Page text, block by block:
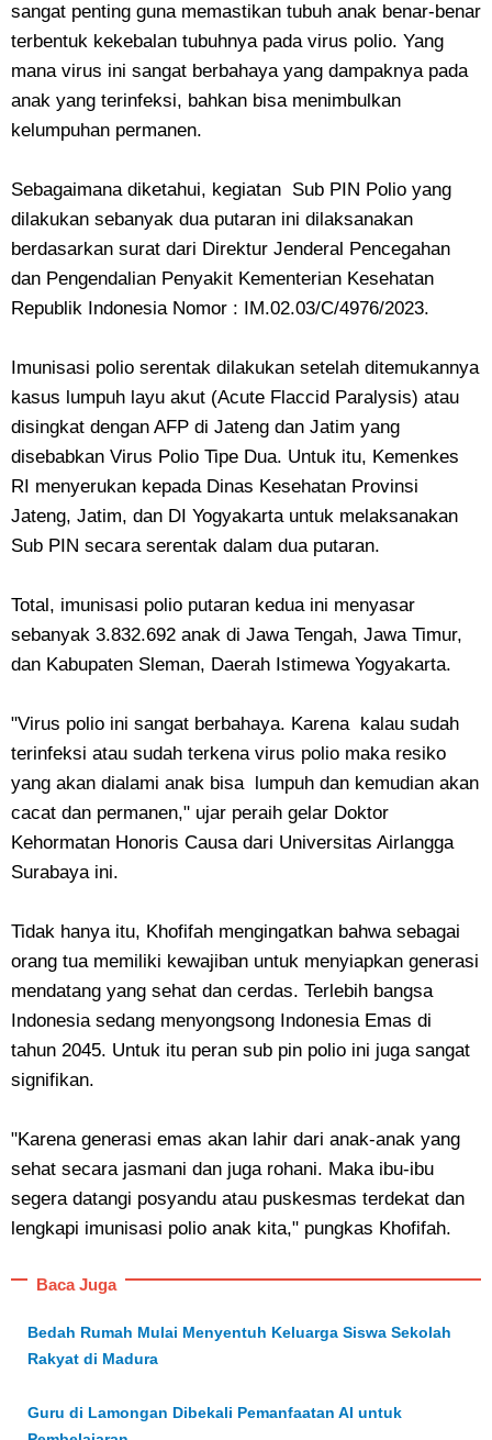
sangat penting guna memastikan tubuh anak benar-benar
terbentuk kekebalan tubuhnya pada virus polio. Yang
mana virus ini sangat berbahaya yang dampaknya pada
anak yang terinfeksi, bahkan bisa menimbulkan
kelumpuhan permanen.
Sebagaimana diketahui, kegiatan Sub PIN Polio yang
dilakukan sebanyak dua putaran ini dilaksanakan
berdasarkan surat dari Direktur Jenderal Pencegahan
dan Pengendalian Penyakit Kementerian Kesehatan
Republik Indonesia Nomor : IM.02.03/C/4976/2023.
Imunisasi polio serentak dilakukan setelah ditemukannya
kasus lumpuh layu akut (Acute Flaccid Paralysis) atau
disingkat dengan AFP di Jateng dan Jatim yang
disebabkan Virus Polio Tipe Dua. Untuk itu, Kemenkes
RI menyerukan kepada Dinas Kesehatan Provinsi
Jateng, Jatim, dan DI Yogyakarta untuk melaksanakan
Sub PIN secara serentak dalam dua putaran.
Total, imunisasi polio putaran kedua ini menyasar
sebanyak 3.832.692 anak di Jawa Tengah, Jawa Timur,
dan Kabupaten Sleman, Daerah Istimewa Yogyakarta.
"Virus polio ini sangat berbahaya. Karena kalau sudah
terinfeksi atau sudah terkena virus polio maka resiko
yang akan dialami anak bisa lumpuh dan kemudian akan
cacat dan permanen," ujar peraih gelar Doktor
Kehormatan Honoris Causa dari Universitas Airlangga
Surabaya ini.
Tidak hanya itu, Khofifah mengingatkan bahwa sebagai
orang tua memiliki kewajiban untuk menyiapkan generasi
mendatang yang sehat dan cerdas. Terlebih bangsa
Indonesia sedang menyongsong Indonesia Emas di
tahun 2045. Untuk itu peran sub pin polio ini juga sangat
signifikan.
"Karena generasi emas akan lahir dari anak-anak yang
sehat secara jasmani dan juga rohani. Maka ibu-ibu
segera datangi posyandu atau puskesmas terdekat dan
lengkapi imunisasi polio anak kita," pungkas Khofifah.
Baca Juga
Bedah Rumah Mulai Menyentuh Keluarga Siswa Sekolah
Rakyat di Madura
Guru di Lamongan Dibekali Pemanfaatan AI untuk